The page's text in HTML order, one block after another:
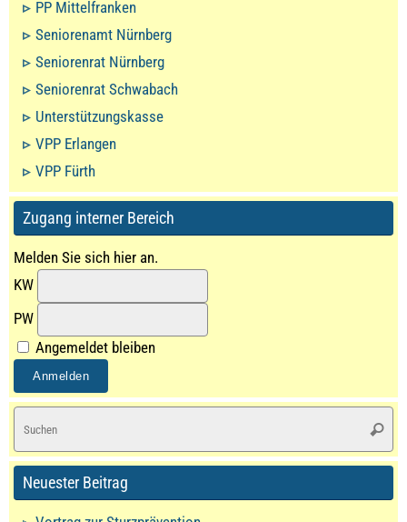
PP Mittelfranken
Seniorenamt Nürnberg
Seniorenrat Nürnberg
Seniorenrat Schwabach
Unterstützungskasse
VPP Erlangen
VPP Fürth
Zugang interner Bereich
Melden Sie sich hier an.
KW
PW
Angemeldet bleiben
Neuester Beitrag